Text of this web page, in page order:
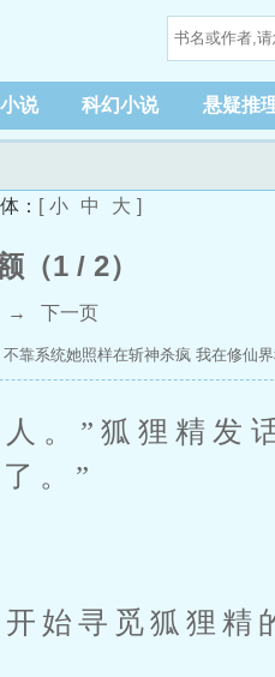
说 科幻小说 悬疑推
： [ 小 中 大 ]
（1 / 2）
→ 下一页
不靠系统她照样在斩神杀疯 我在修仙
。”狐狸精发
。”
始寻觅狐狸精